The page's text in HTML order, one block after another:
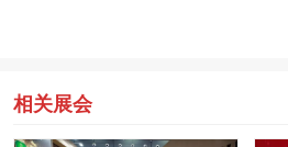
相关展会